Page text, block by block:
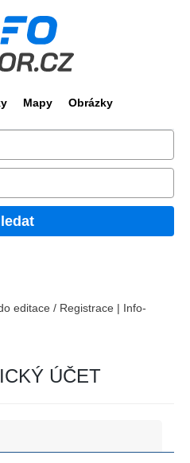
Mapy Obrázky
editace / Registrace | Info-
ÚČET